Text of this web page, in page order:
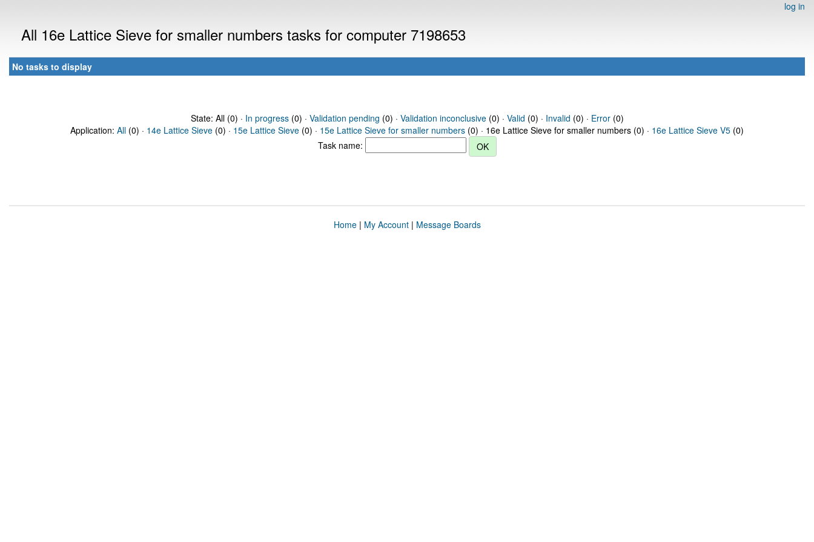
log in
All 16e Lattice Sieve for smaller numbers tasks for computer 7198653
No tasks to display
State: All (0) · In progress(0) · Validation pending (0) · Validation inconclusive(0) · Valid (0) · Invalid (0) · Error(0)
Application: All (0) · 14e Lattice Sieve (0) · 15e Lattice Sieve (0) · 15e Lattice Sieve for smaller numbers (0) · 16e Lattice Sieve for smaller numbers (0) · 16e Lattice Sieve V5 (0)
Task name:
Home| My Account| Message Boards